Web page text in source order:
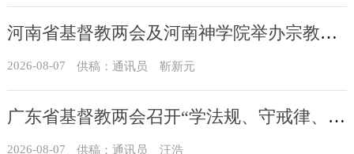
河南省基督教两会及河南神学院举办宗教政策法规学习会
2026-08-07 供稿：通讯员 靳新元
广东省基督教两会召开“学法规、守戒律、重修为、树形象”教育活动总结会议
2026-08-07 供稿：通讯员 汪浩